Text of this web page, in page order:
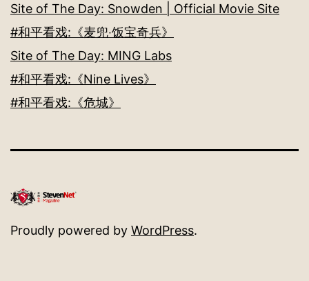
Site of The Day: Snowden | Official Movie Site
#和平看戏:《麦兜‧饭宝奇兵》
Site of The Day: MING Labs
#和平看戏:《Nine Lives》
#和平看戏:《危城》
Proudly powered by WordPress.